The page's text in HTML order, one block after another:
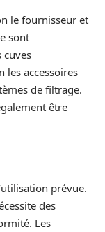
le fournisseur et
sont
cuves
les accessoires
de filtrage.
être
prévue.
des
Les